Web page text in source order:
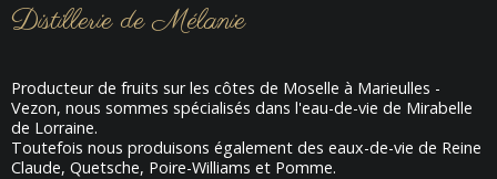
Distillerie de Mélanie
Producteur de fruits sur les côtes de Moselle à Marieulles -
Vezon, nous sommes spécialisés dans l'eau-de-vie de Mirabelle
de Lorraine.
Toutefois nous produisons également des eaux-de-vie de Reine
Claude, Quetsche, Poire-Williams et Pomme.